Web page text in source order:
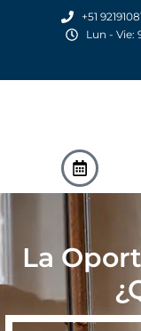
+51
Lun - Vie:
La